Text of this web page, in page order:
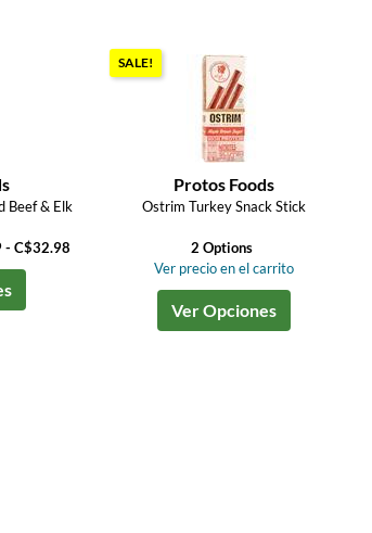
Beef & Elk
- C$32.98
SALE!
Protos Foods
Ostrim Turkey Snack Stick
2 Options
Ver precio en el carrito
Ver Opciones